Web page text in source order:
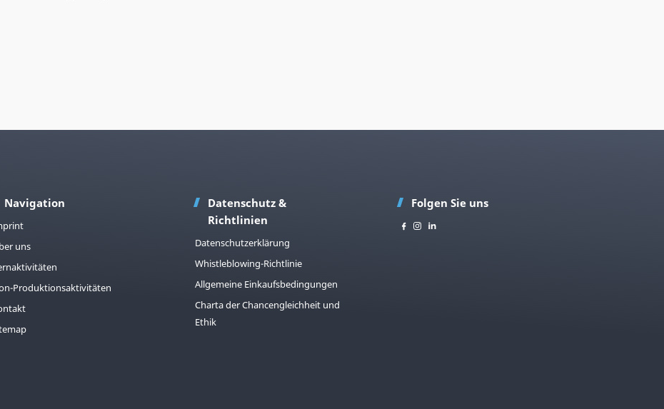
Navigation
uns
Produktionsaktivitäten
Datenschutz &
Richtlinien
Datenschutzerklärung
Whistleblowing-Richtlinie
Allgemeine Einkaufsbedingungen
Charta der Chancengleichheit und
Ethik
Folgen Sie uns